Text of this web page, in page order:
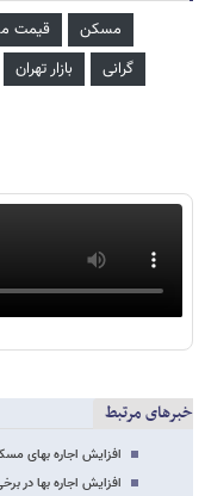
مسکن قیمت
گرانی
بازار تهران
خبرهای مرتبط
افزایش اجاره بهای مسکن به ۷۰ درصد؛ کنترل بازار
افزایش اجاره بها در برخی